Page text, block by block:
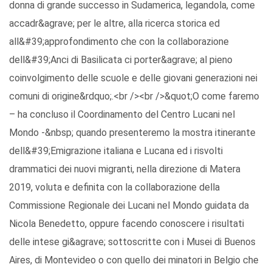
donna di grande successo in Sudamerica, legandola, come
accadr&agrave; per le altre, alla ricerca storica ed
all&#39;approfondimento che con la collaborazione
dell&#39;Anci di Basilicata ci porter&agrave; al pieno
coinvolgimento delle scuole e delle giovani generazioni nei
comuni di origine&rdquo;.<br /><br />&quot;O come faremo
– ha concluso il Coordinamento del Centro Lucani nel
Mondo -&nbsp; quando presenteremo la mostra itinerante
dell&#39;Emigrazione italiana e Lucana ed i risvolti
drammatici dei nuovi migranti, nella direzione di Matera
2019, voluta e definita con la collaborazione della
Commissione Regionale dei Lucani nel Mondo guidata da
Nicola Benedetto, oppure facendo conoscere i risultati
delle intese gi&agrave; sottoscritte con i Musei di Buenos
Aires, di Montevideo o con quello dei minatori in Belgio che